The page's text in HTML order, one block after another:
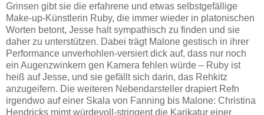
Grinsen gibt sie die erfahrene und etwas selbstgefällige
Make-up-Künstlerin Ruby, die immer wieder in platonischen
Worten betont, Jesse halt sympathisch zu finden und sie
daher zu unterstützen. Dabei trägt Malone gestisch in ihrer
Performance unverhohlen-versiert dick auf, dass nur noch
ein Augenzwinkern gen Kamera fehlen würde – Ruby ist
heiß auf Jesse, und sie gefällt sich darin, das Rehkitz
anzugeifern. Die weiteren Nebendarsteller drapiert Refn
irgendwo auf einer Skala von Fanning bis Malone: Christina
Hendricks mimt würdevoll-stringent die Karikatur einer